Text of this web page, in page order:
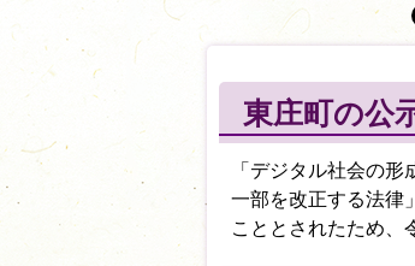
東庄町の公
「デジタル社会の
一部を改正する法律
こととされたため、